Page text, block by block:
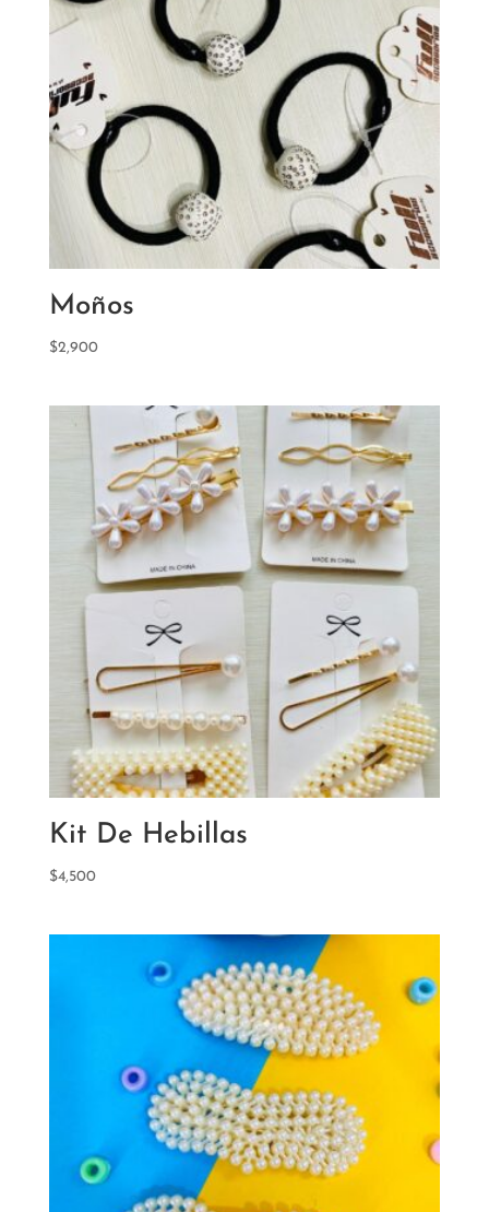
Moños
$2,900
Kit De Hebillas
$4,500